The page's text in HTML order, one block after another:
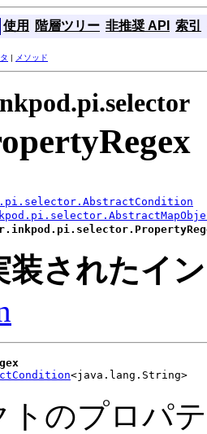
使用 階層ツリー 非推奨 API 索引
| メソッド
装されたイ
<java.lang.String>
トのプロパ